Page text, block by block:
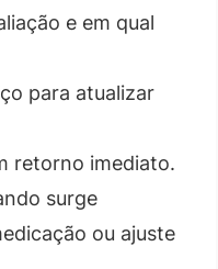
e em qual
para atualizar
retorno imediato.
surge
ou ajuste